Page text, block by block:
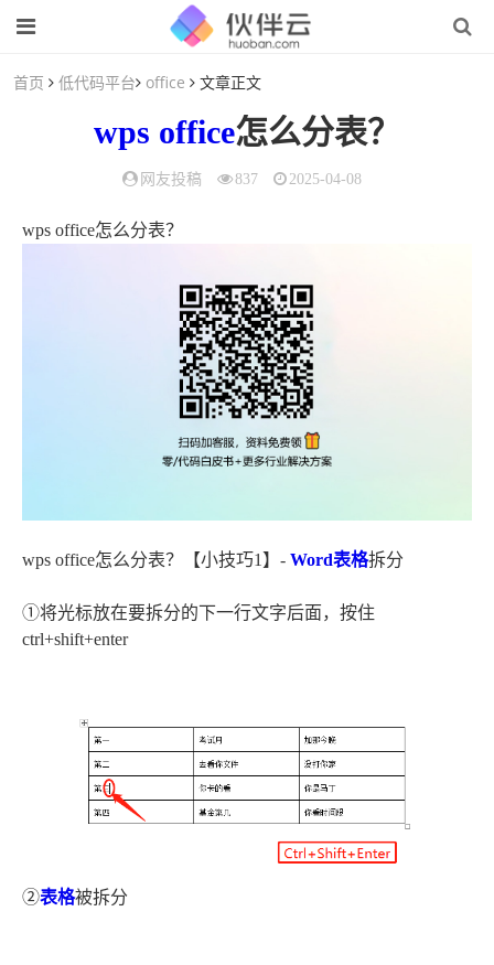
首页 低代码平台 office 文章正文
wps office怎么分表？
网友投稿 837 2025-04-08
wps office怎么分表？
wps office怎么分表？【小技巧1】- Word表格拆分
①将光标放在要拆分的下一行文字后面，按住
ctrl+shift+enter
②表格被拆分